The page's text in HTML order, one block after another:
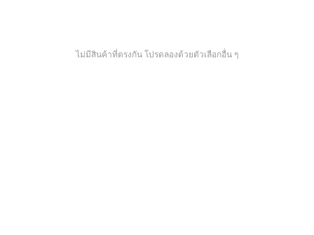
ไม่มีสินค้าที่ตรงกัน โปรดลองด้วยตัวเลือกอื่น ๆ